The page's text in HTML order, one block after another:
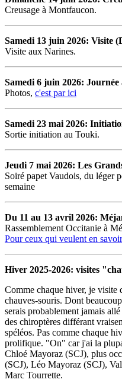
Creusage à Montfaucon.
Samedi 13 juin 2026: Visite
Visite aux Narines.
Samedi 6 juin 2026:
Photos, c'est par ici
Samedi 23 mai 2026:
Sortie initiation au Touki.
Jeudi 7 mai 2026: Les
Soiré papet Vaudois, du léger
semaine
Du 11 au 13 avril 2026:
Rassemblement Occitanie à
Pour ceux qui veulent en
Hiver 2025-2026: visites
Comme chaque hiver, je visite
chauves-souris. Dont
serais probablement jamais
des chiroptères différant
spéléos. Pas comme chaque
prolifique. "On" car j'ai la
Chloé Mayoraz (SCJ), plus
(SCJ), Léo Mayoraz (SCJ),
Marc Tourrette.